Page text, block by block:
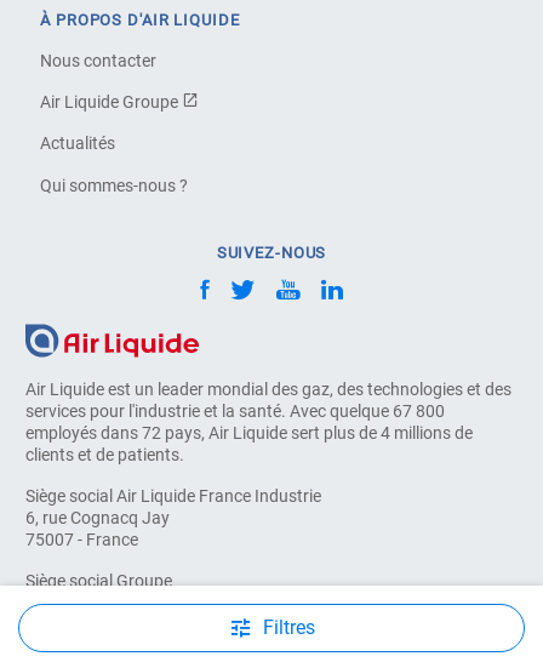
Filtres
Air Liquide est un leader mondial des gaz, des technologies et des
services pour l'industrie et la santé. Avec quelque 67 800
employés dans 72 pays, Air Liquide sert plus de 4 millions de
clients et de patients.
Siège social Air Liquide France Industrie
6, rue Cognacq Jay
75007 - France
Siège social Groupe
AIR LIQUIDE
75321 - Paris cedex 07 - France
À PROPOS D'AIR LIQUIDE
Nous contacter
Air Liquide Groupe
Actualités
Qui sommes-nous ?
SUIVEZ-NOUS